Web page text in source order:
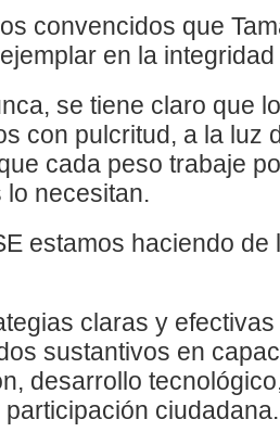
convencidos que
en la
se tiene claro que
con pulcritud, a la luz
cada peso trabaje
lo necesitan.
estamos haciendo
claras y
sustantivos en
desarrollo
ciudadana.